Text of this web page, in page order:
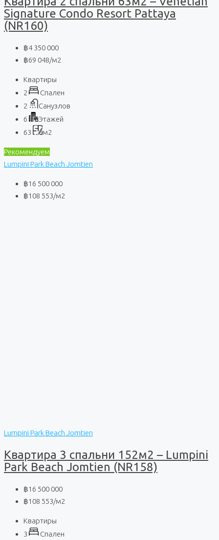
Signature Condo Resort Pattaya
(NR160)
฿4 350 000
฿69 048/м2
Квартиры
2
Спален
2
Санузлов
6
Этажей
63
м2
Рекомендуем
Lumpini Park Beach Jomtien
฿16 500 000
฿108 553/м2
Lumpini Park Beach Jomtien
Квартира 3 спальни 152м2 – Lumpini
Park Beach Jomtien (NR158)
฿16 500 000
฿108 553/м2
Квартиры
3
Спален